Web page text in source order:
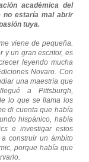
académica del
no estaría mal abrir
tuya.
viene de pequeña.
y un gran escritor, es
leyendo mucha
Novaro. Con
una maestría que
a Pittsburgh,
lo que se llama los
di cuenta que había
hispánico, había
e investigar estos
construir un ámbito
porque había que